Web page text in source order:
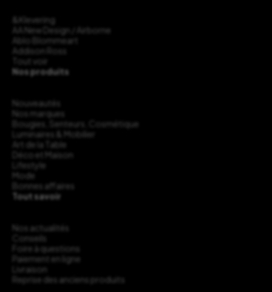
&Klevering
AA New Design / Airborne
Ablo Blommeart
Addison Ross
Tout voir
Nos produits
Nouveautés
Nos marques
Bougies, Senteurs, Cosmétique
Luminaires & Mobilier
Art de la Table
Déco et Maison
Lifestyle
Mode
Bonnes affaires
Tout savoir
Nos actualités
Conseils
Foire à questions
Paiement en ligne
Livraison
Reprise des anciens produits